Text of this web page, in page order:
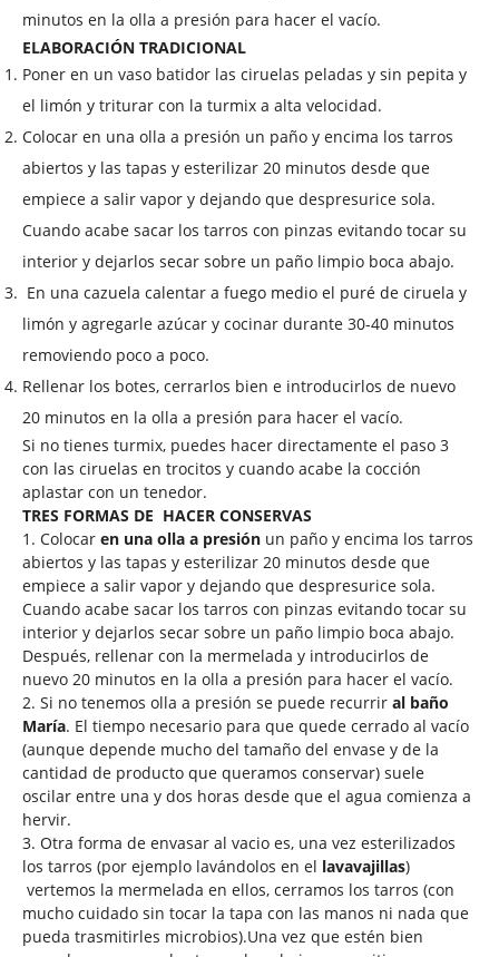
minutos en la olla a presión para hacer el vacío.
ELABORACIÓN TRADICIONAL
Poner en un vaso batidor las ciruelas peladas y sin pepita y
el limón y triturar con la turmix a alta velocidad.
Colocar en una olla a presión un paño y encima los tarros
abiertos y las tapas y esterilizar 20 minutos desde que
empiece a salir vapor y dejando que despresurice sola.
Cuando acabe sacar los tarros con pinzas evitando tocar su
interior y dejarlos secar sobre un paño limpio boca abajo.
En una cazuela calentar a fuego medio el puré de ciruela y
limón y agregarle azúcar y cocinar durante 30-40 minutos
removiendo poco a poco.
Rellenar los botes, cerrarlos bien e introducirlos de nuevo
20 minutos en la olla a presión para hacer el vacío.
Si no tienes turmix, puedes hacer directamente el paso 3
con las ciruelas en trocitos y cuando acabe la cocción
aplastar con un tenedor.
TRES FORMAS DE HACER CONSERVAS
1. Colocar en una olla a presión un paño y encima los tarros
abiertos y las tapas y esterilizar 20 minutos desde que
empiece a salir vapor y dejando que despresurice sola.
Cuando acabe sacar los tarros con pinzas evitando tocar su
interior y dejarlos secar sobre un paño limpio boca abajo.
Después, rellenar con la mermelada y introducirlos de
nuevo 20 minutos en la olla a presión para hacer el vacío.
2. Si no tenemos olla a presión se puede recurrir al baño
María. El tiempo necesario para que quede cerrado al vacío
(aunque depende mucho del tamaño del envase y de la
cantidad de producto que queramos conservar) suele
oscilar entre una y dos horas desde que el agua comienza a
hervir.
3. Otra forma de envasar al vacio es, una vez esterilizados
los tarros (por ejemplo lavándolos en el lavavajillas)
vertemos la mermelada en ellos, cerramos los tarros (con
mucho cuidado sin tocar la tapa con las manos ni nada que
pueda trasmitirles microbios).Una vez que estén bien